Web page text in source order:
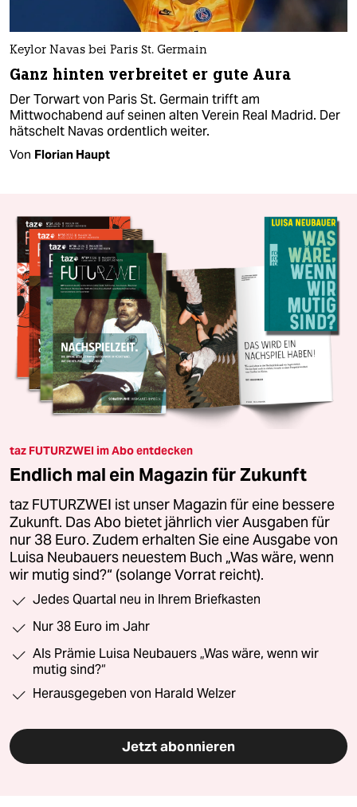
Keylor Navas bei Paris St. Germain
Ganz hinten verbreitet er gute Aura
Der Torwart von Paris St. Germain trifft am
Mittwochabend auf seinen alten Verein Real Madrid. Der
hätschelt Navas ordentlich weiter.
Von Florian Haupt
taz FUTURZWEI im Abo entdecken
Endlich mal ein Magazin für Zukunft
taz FUTURZWEI ist unser Magazin für eine bessere
Zukunft. Das Abo bietet jährlich vier Ausgaben für
nur 38 Euro. Zudem erhalten Sie eine Ausgabe von
Luisa Neubauers neuestem Buch „Was wäre, wenn
wir mutig sind?“ (solange Vorrat reicht).
Jedes Quartal neu in Ihrem Briefkasten
Nur 38 Euro im Jahr
Als Prämie Luisa Neubauers „Was wäre, wenn wir
mutig sind?“
Herausgegeben von Harald Welzer
Jetzt abonnieren